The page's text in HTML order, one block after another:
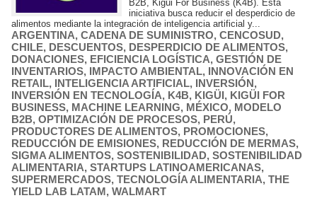
B2B, Kigüi For Business (K4B). Esta
iniciativa busca reducir el desperdicio de
alimentos mediante la integración de inteligencia artificial y...
ARGENTINA, CADENA DE SUMINISTRO, CENCOSUD,
CHILE, DESCUENTOS, DESPERDICIO DE ALIMENTOS,
DONACIONES, EFICIENCIA LOGÍSTICA, GESTIÓN DE
INVENTARIOS, IMPACTO AMBIENTAL, INNOVACIÓN EN
RETAIL, INTELIGENCIA ARTIFICIAL, INVERSIÓN,
INVERSIÓN EN TECNOLOGÍA, K4B, KIGÜI, KIGÜI FOR
BUSINESS, MACHINE LEARNING, MÉXICO, MODELO
B2B, OPTIMIZACIÓN DE PROCESOS, PERÚ,
PRODUCTORES DE ALIMENTOS, PROMOCIONES,
REDUCCIÓN DE EMISIONES, REDUCCIÓN DE MERMAS,
SIGMA ALIMENTOS, SOSTENIBILIDAD, SOSTENIBILIDAD
ALIMENTARIA, STARTUPS LATINOAMERICANAS,
SUPERMERCADOS, TECNOLOGÍA ALIMENTARIA, THE
YIELD LAB LATAM, WALMART